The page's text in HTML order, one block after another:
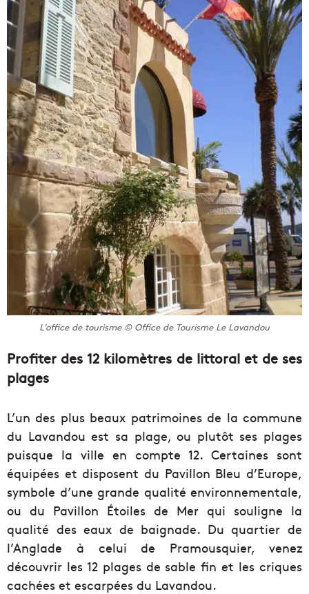
L’office de tourisme © Office de Tourisme Le Lavandou
Profiter des 12 kilomètres de littoral et de ses
plages
L’un des plus beaux patrimoines de la commune
du Lavandou est sa plage, ou plutôt ses plages
puisque la ville en compte 12. Certaines sont
équipées et disposent du Pavillon Bleu d’Europe,
symbole d’une grande qualité environnementale,
ou du Pavillon Étoiles de Mer qui souligne la
qualité des eaux de baignade. Du quartier de
l’Anglade à celui de Pramousquier, venez
découvrir les 12 plages de sable fin et les criques
cachées et escarpées du Lavandou.